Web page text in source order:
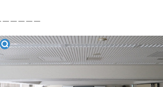
ーーーー